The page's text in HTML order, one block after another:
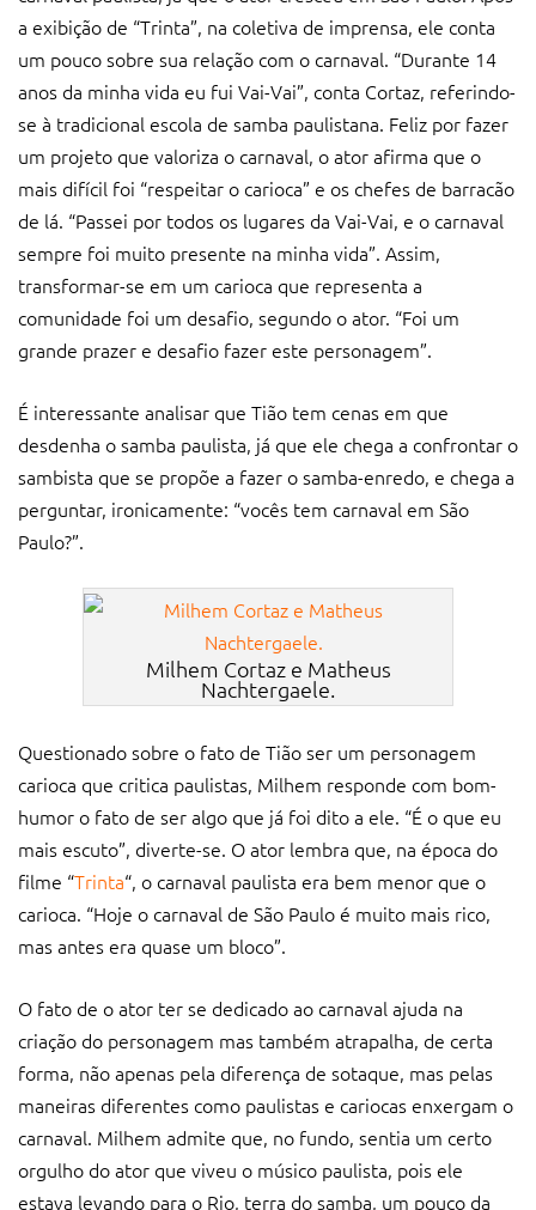
se à tradicional escola de samba paulistana. Feliz por fazer
um projeto que valoriza o carnaval, o ator afirma que o
mais difícil foi “respeitar o carioca” e os chefes de barracão
de lá. “Passei por todos os lugares da Vai-Vai, e o carnaval
sempre foi muito presente na minha vida”. Assim,
transformar-se em um carioca que representa a
comunidade foi um desafio, segundo o ator. “Foi um
grande prazer e desafio fazer este personagem”.
É interessante analisar que Tião tem cenas em que
desdenha o samba paulista, já que ele chega a confrontar o
perguntar, ironicamente: “vocês tem carnaval em São
Paulo?”.
Nachtergaele.
Questionado sobre o fato de Tião ser um personagem
carioca que critica paulistas, Milhem responde com bom-
humor o fato de ser algo que já foi dito a ele. “É o que eu
mais escuto”, diverte-se. O ator lembra que, na época do
filme “Trinta“, o carnaval paulista era bem menor que o
carioca. “Hoje o carnaval de São Paulo é muito mais rico,
mas antes era quase um bloco”.
O fato de o ator ter se dedicado ao carnaval ajuda na
criação do personagem mas também atrapalha, de certa
maneiras diferentes como paulistas e cariocas enxergam o
carnaval. Milhem admite que, no fundo, sentia um certo
orgulho do ator que viveu o músico paulista, pois ele
estava levando para o Rio, terra do samba, um pouco da
musicalidade da terra da garoa. Segundo o ator, o orgulho
se escondia no fato de Tião não olhar muito nos olhos do
sambista, na tentativa de criar uma “fuga” do personagem.